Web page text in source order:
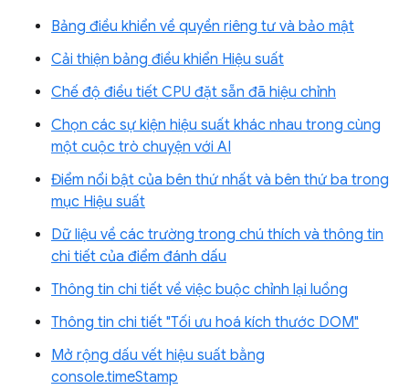
Bảng điều khiển về quyền riêng tư và bảo mật
Cải thiện bảng điều khiển Hiệu suất
Chế độ điều tiết CPU đặt sẵn đã hiệu chỉnh
Chọn các sự kiện hiệu suất khác nhau trong cùng
một cuộc trò chuyện với AI
Điểm nổi bật của bên thứ nhất và bên thứ ba trong
mục Hiệu suất
Dữ liệu về các trường trong chú thích và thông tin
chi tiết của điểm đánh dấu
Thông tin chi tiết về việc buộc chỉnh lại luồng
Thông tin chi tiết "Tối ưu hoá kích thước DOM"
Mở rộng dấu vết hiệu suất bằng
console.timeStamp